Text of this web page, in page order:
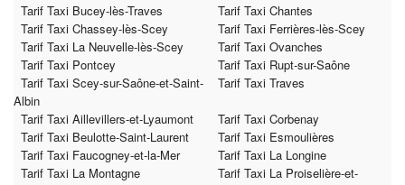
Tarif Taxi Bucey-lès-Traves
Tarif Taxi Chantes
Tarif Taxi Chassey-lès-Scey
Tarif Taxi Ferrières-lès-Scey
Tarif Taxi La Neuvelle-lès-Scey
Tarif Taxi Ovanches
Tarif Taxi Pontcey
Tarif Taxi Rupt-sur-Saône
Tarif Taxi Scey-sur-Saône-et-Saint-
Albin
Tarif Taxi Traves
Tarif Taxi Aillevillers-et-Lyaumont
Tarif Taxi Corbenay
Tarif Taxi Beulotte-Saint-Laurent
Tarif Taxi Esmoulières
Tarif Taxi Faucogney-et-la-Mer
Tarif Taxi La Longine
Tarif Taxi La Montagne
Tarif Taxi La Proiselière-et-